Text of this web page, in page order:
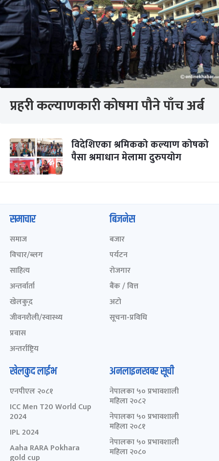
प्रहरी कल्याणकारी कोषमा पौने पाँच अर्ब
विदेशिएका श्रमिकको कल्याण कोषको
पैसा श्रमाधान मेलामा दुरुपयोग
समाचार
समाज
विचार/ब्लग
साहित्य
अन्तर्वार्ता
खेलकुद़़
जीवनशैली/स्वास्थ्य
प्रवास
अन्तर्राष्ट्रिय
बिजनेस
बजार
पर्यटन
रोजगार
बैंक / वित्त
अटो
सूचना-प्रविधि
खेलकुद लाईभ
एनपीएल २०८१
ICC Men T20 World Cup
2024
IPL 2024
Aaha RARA Pokhara
gold cup
अनलाइनखबर सूची
नेपालका ५० प्रभावशाली
महिला २०८२
नेपालका ५० प्रभावशाली
महिला २०८१
नेपालका ५० प्रभावशाली
महिला २०८०